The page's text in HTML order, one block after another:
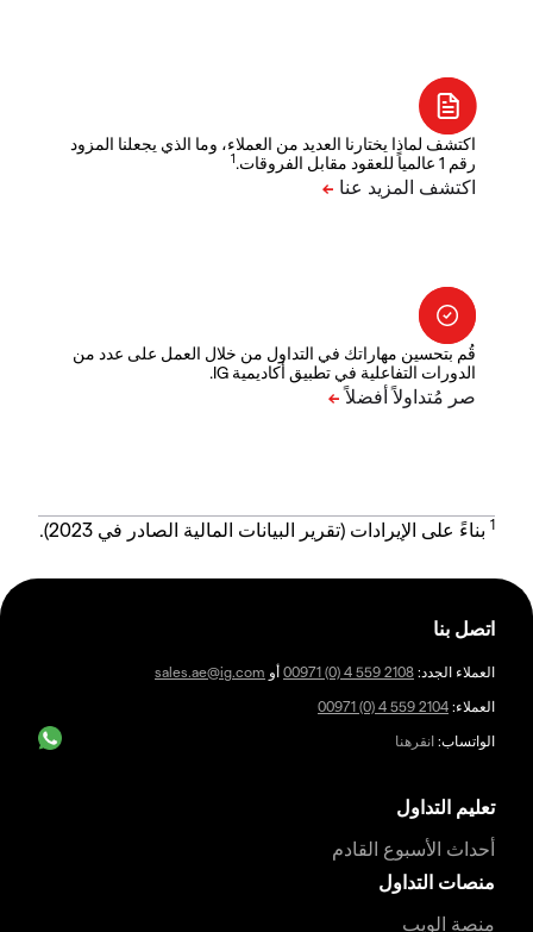
اكتشف لماذا يختارنا العديد من العملاء، وما الذي يجعلنا المزود
رقم 1 عالمياً للعقود مقابل الفروقات.
1
قُم بتحسين مهاراتك في التداول من خلال العمل على عدد من
الدورات التفاعلية في تطبيق أكاديمية IG.
1 بناءً على الإيرادات (تقرير البيانات المالية الصادر في 2023).
اتصل بنا
العملاء الجدد: 00971 (0) 4 559 2108 أو sales.ae@ig.com
العملاء: 00971 (0) 4 559 2104
الواتساب: انقرهنا
تعليم التداول
أحداث الأسبوع القادم
منصات التداول
منصة الويب